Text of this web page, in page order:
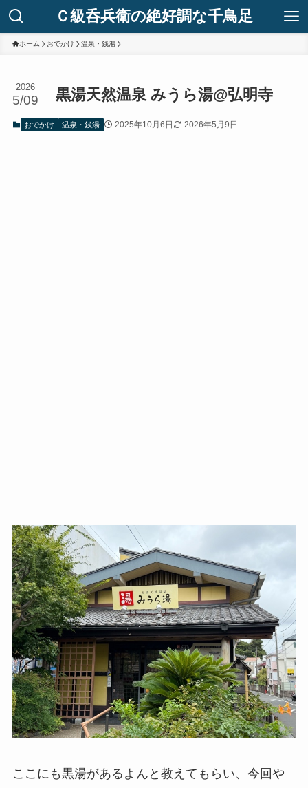
Ｃ級呑兵衛の絶好調な千鳥足
ホーム おでかけ 温泉・銭湯
黒湯天然温泉 みうら湯@弘明寺
2026
5/09
おでかけ 温泉・銭湯 2025年10月6日 2026年5月9日
ここにも黒湯があるよんと教えてもらい、今回や